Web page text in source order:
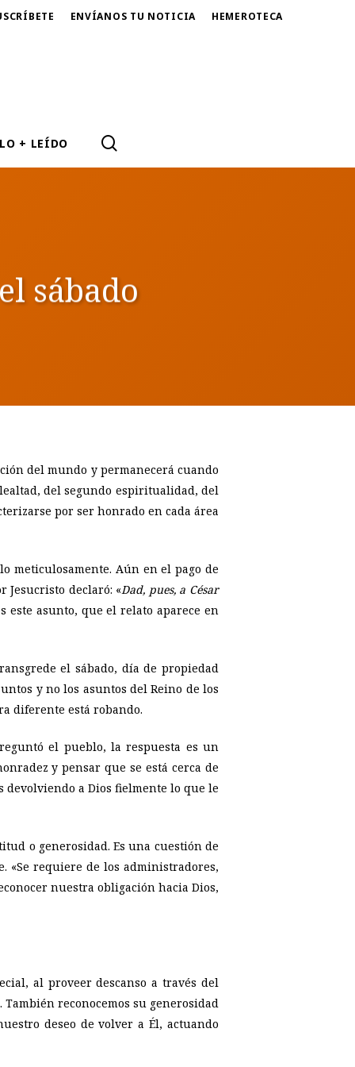
ENVÍANOS TU NOTICIA HEMEROTECA
LO + LEÍDO
sábado
del mundo y permanecerá cuando
del segundo espiritualidad, del
por ser honrado en cada área
meticulosamente. Aún en el pago de
Jesucristo declaró: «Dad, pues, a César
este asunto, que el relato aparece en
el sábado, día de propiedad
y no los asuntos del Reino de los
diferente está robando.
el pueblo, la respuesta es un
y pensar que se está cerca de
devolviendo a Dios fielmente lo que le
o generosidad. Es una cuestión de
«Se requiere de los administradores,
nuestra obligación hacia Dios,
al proveer descanso a través del
reconocemos su generosidad
deseo de volver a Él, actuando